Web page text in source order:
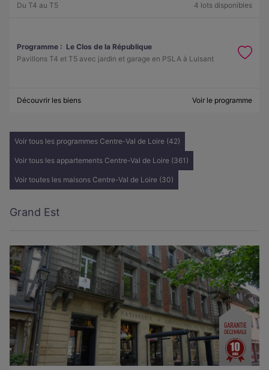
Du T4 au T5
4 lots disponibles
Programme : Le Clos de la République
Pavillons T4 et T5 avec jardin et garage en PSLA à Luisant
Découvrir les biens Voir le programme
Voir tous les programmes Centre-Val de Loire (42)
Voir tous les appartements Centre-Val de Loire (361)
Voir toutes les maisons Centre-Val de Loire (30)
Grand Est